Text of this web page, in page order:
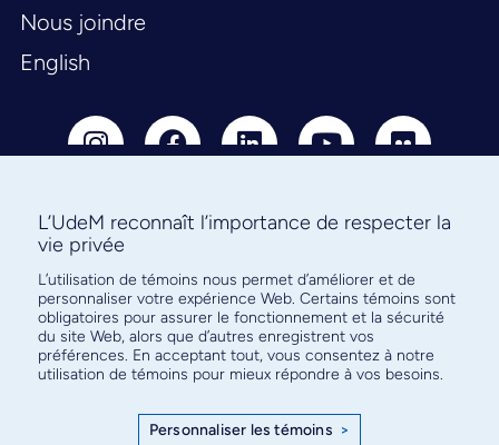
Nous joindre
English
Abonnez-vous à notre infolettre
pour connaître l’actualité facultaire
L’UdeM reconnaît l’importance de respecter la
vie privée
L’utilisation de témoins nous permet d’améliorer et de
personnaliser votre expérience Web. Certains témoins sont
obligatoires pour assurer le fonctionnement et la sécurité
du site Web, alors que d’autres enregistrent vos
préférences. En acceptant tout, vous consentez à notre
utilisation de témoins pour mieux répondre à vos besoins.
Personnaliser les témoins >